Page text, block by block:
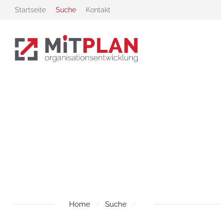
Zur Startseite
Zur Hauptnavigation
Zur Suche
Zum Hauptinhalt
Zum Fussbereich
Startseite Suche Kontakt
Home Suche